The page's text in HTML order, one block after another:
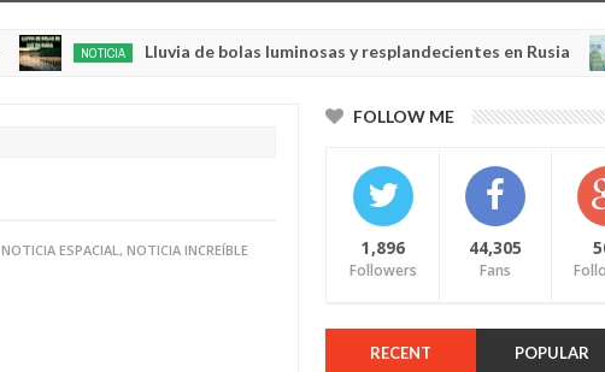
NOTICIA Lluvia de bolas luminosas y resplandecientes en Rusia
20250
NOTICIA ESPACIAL, NOTICIA INCREÍBLE
FOLLOW ME
1,896
Followers
44,305
Fans
RECENT POPULAR